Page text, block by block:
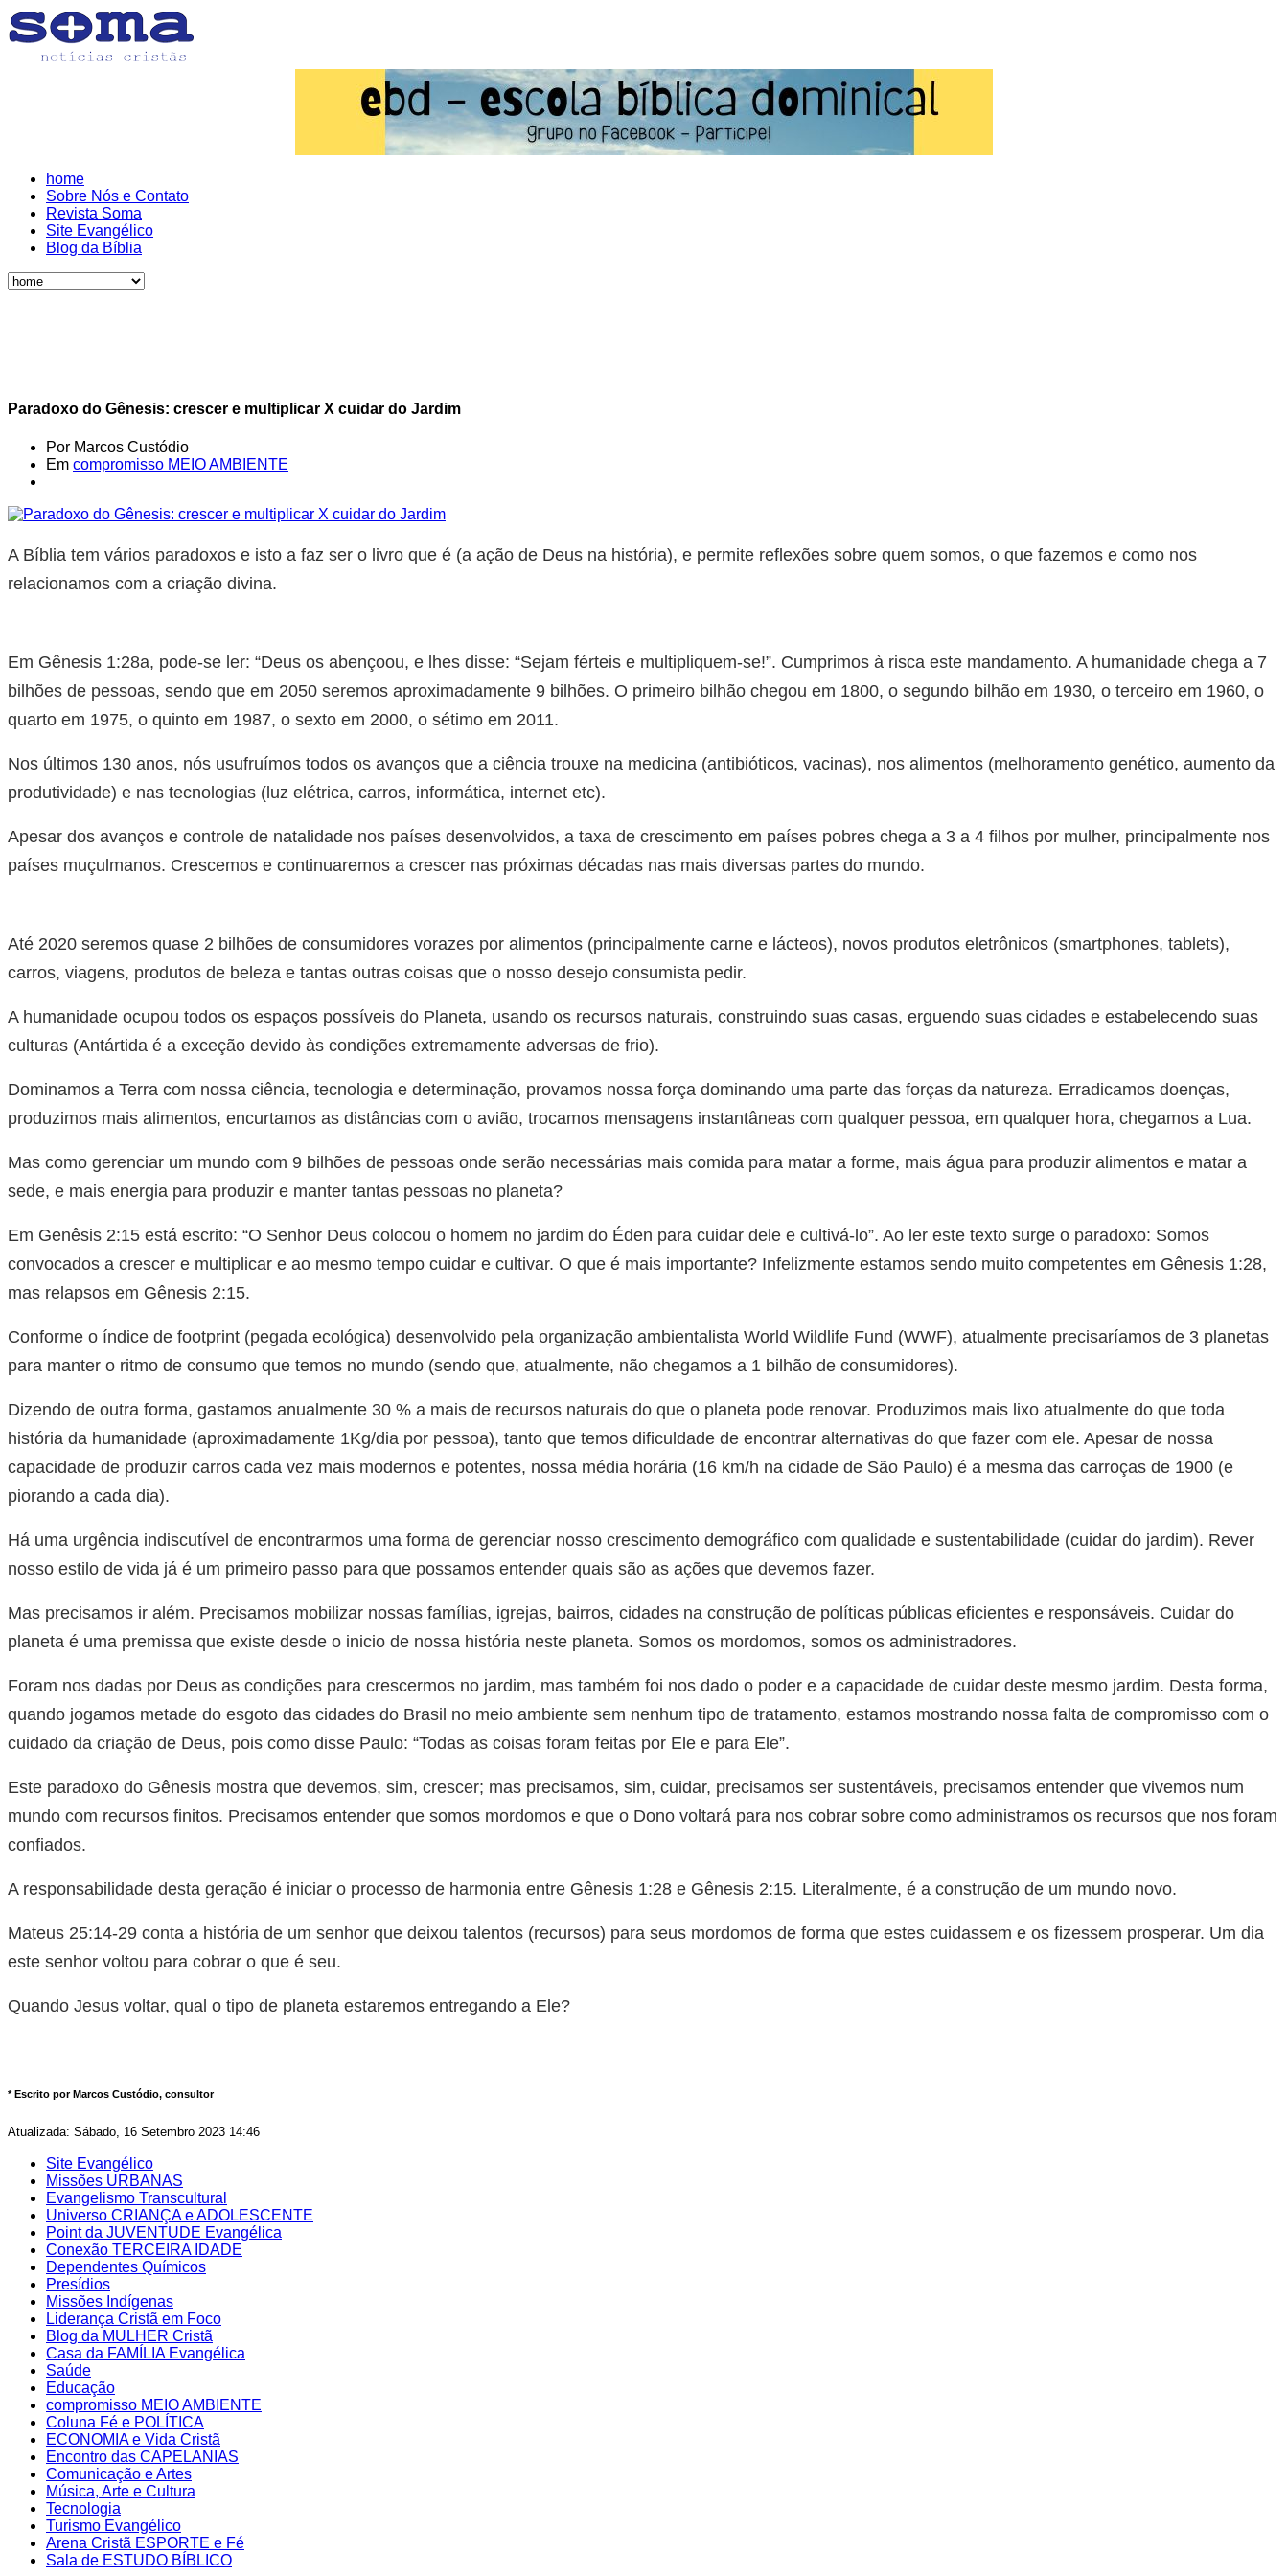
home
Sobre Nós e Contato
Revista Soma
Site Evangélico
Blog da Bíblia
Paradoxo do Gênesis: crescer e multiplicar X cuidar do Jardim
Por Marcos Custódio
Em compromisso MEIO AMBIENTE
A Bíblia tem vários paradoxos e isto a faz ser o livro que é (a ação de Deus na história), e permite reflexões sobre quem somos, o que fazemos e como nos
relacionamos com a criação divina.
Em Gênesis 1:28a, pode-se ler: “Deus os abençoou, e lhes disse: “Sejam férteis e multipliquem-se!”. Cumprimos à risca este mandamento. A humanidade chega a 7
bilhões de pessoas, sendo que em 2050 seremos aproximadamente 9 bilhões. O primeiro bilhão chegou em 1800, o segundo bilhão em 1930, o terceiro em 1960, o
quarto em 1975, o quinto em 1987, o sexto em 2000, o sétimo em 2011.
Nos últimos 130 anos, nós usufruímos todos os avanços que a ciência trouxe na medicina (antibióticos, vacinas), nos alimentos (melhoramento genético, aumento da
produtividade) e nas tecnologias (luz elétrica, carros, informática, internet etc).
Apesar dos avanços e controle de natalidade nos países desenvolvidos, a taxa de crescimento em países pobres chega a 3 a 4 filhos por mulher, principalmente nos
países muçulmanos. Crescemos e continuaremos a crescer nas próximas décadas nas mais diversas partes do mundo.
Até 2020 seremos quase 2 bilhões de consumidores vorazes por alimentos (principalmente carne e lácteos), novos produtos eletrônicos (smartphones, tablets),
carros, viagens, produtos de beleza e tantas outras coisas que o nosso desejo consumista pedir.
A humanidade ocupou todos os espaços possíveis do Planeta, usando os recursos naturais, construindo suas casas, erguendo suas cidades e estabelecendo suas
culturas (Antártida é a exceção devido às condições extremamente adversas de frio).
Dominamos a Terra com nossa ciência, tecnologia e determinação, provamos nossa força dominando uma parte das forças da natureza. Erradicamos doenças,
produzimos mais alimentos, encurtamos as distâncias com o avião, trocamos mensagens instantâneas com qualquer pessoa, em qualquer hora, chegamos a Lua.
Mas como gerenciar um mundo com 9 bilhões de pessoas onde serão necessárias mais comida para matar a forme, mais água para produzir alimentos e matar a
sede, e mais energia para produzir e manter tantas pessoas no planeta?
Em Genêsis 2:15 está escrito: “O Senhor Deus colocou o homem no jardim do Éden para cuidar dele e cultivá-lo”. Ao ler este texto surge o paradoxo: Somos
convocados a crescer e multiplicar e ao mesmo tempo cuidar e cultivar. O que é mais importante? Infelizmente estamos sendo muito competentes em Gênesis 1:28,
mas relapsos em Gênesis 2:15.
Conforme o índice de footprint (pegada ecológica) desenvolvido pela organização ambientalista World Wildlife Fund (WWF), atualmente precisaríamos de 3 planetas
para manter o ritmo de consumo que temos no mundo (sendo que, atualmente, não chegamos a 1 bilhão de consumidores).
Dizendo de outra forma, gastamos anualmente 30 % a mais de recursos naturais do que o planeta pode renovar. Produzimos mais lixo atualmente do que toda
história da humanidade (aproximadamente 1Kg/dia por pessoa), tanto que temos dificuldade de encontrar alternativas do que fazer com ele. Apesar de nossa
capacidade de produzir carros cada vez mais modernos e potentes, nossa média horária (16 km/h na cidade de São Paulo) é a mesma das carroças de 1900 (e
piorando a cada dia).
Há uma urgência indiscutível de encontrarmos uma forma de gerenciar nosso crescimento demográfico com qualidade e sustentabilidade (cuidar do jardim). Rever
nosso estilo de vida já é um primeiro passo para que possamos entender quais são as ações que devemos fazer.
Mas precisamos ir além. Precisamos mobilizar nossas famílias, igrejas, bairros, cidades na construção de políticas públicas eficientes e responsáveis. Cuidar do
planeta é uma premissa que existe desde o inicio de nossa história neste planeta. Somos os mordomos, somos os administradores.
Foram nos dadas por Deus as condições para crescermos no jardim, mas também foi nos dado o poder e a capacidade de cuidar deste mesmo jardim. Desta forma,
quando jogamos metade do esgoto das cidades do Brasil no meio ambiente sem nenhum tipo de tratamento, estamos mostrando nossa falta de compromisso com o
cuidado da criação de Deus, pois como disse Paulo: “Todas as coisas foram feitas por Ele e para Ele”.
Este paradoxo do Gênesis mostra que devemos, sim, crescer; mas precisamos, sim, cuidar, precisamos ser sustentáveis, precisamos entender que vivemos num
mundo com recursos finitos. Precisamos entender que somos mordomos e que o Dono voltará para nos cobrar sobre como administramos os recursos que nos foram
confiados.
A responsabilidade desta geração é iniciar o processo de harmonia entre Gênesis 1:28 e Gênesis 2:15. Literalmente, é a construção de um mundo novo.
Mateus 25:14-29 conta a história de um senhor que deixou talentos (recursos) para seus mordomos de forma que estes cuidassem e os fizessem prosperar. Um dia
este senhor voltou para cobrar o que é seu.
Quando Jesus voltar, qual o tipo de planeta estaremos entregando a Ele?
* Escrito por Marcos Custódio, consultor
Atualizada: Sábado, 16 Setembro 2023 14:46
Site Evangélico
Missões URBANAS
Evangelismo Transcultural
Universo CRIANÇA e ADOLESCENTE
Point da JUVENTUDE Evangélica
Conexão TERCEIRA IDADE
Dependentes Químicos
Presídios
Missões Indígenas
Liderança Cristã em Foco
Blog da MULHER Cristã
Casa da FAMÍLIA Evangélica
Saúde
Educação
compromisso MEIO AMBIENTE
Coluna Fé e POLÍTICA
ECONOMIA e Vida Cristã
Encontro das CAPELANIAS
Comunicação e Artes
Música, Arte e Cultura
Tecnologia
Turismo Evangélico
Arena Cristã ESPORTE e Fé
Sala de ESTUDO BÍBLICO